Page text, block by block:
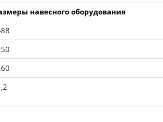
навесного оборудования